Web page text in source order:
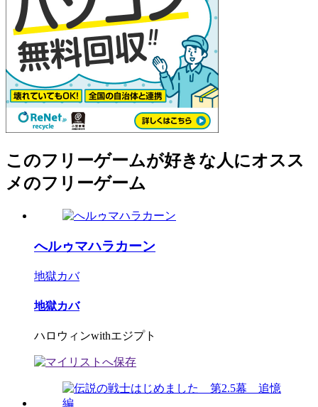
このフリーゲームが好きな人にオスス
メのフリーゲーム
へルゥマハラカーン
地獄カバ
地獄カバ
ハロウィンwithエジプト